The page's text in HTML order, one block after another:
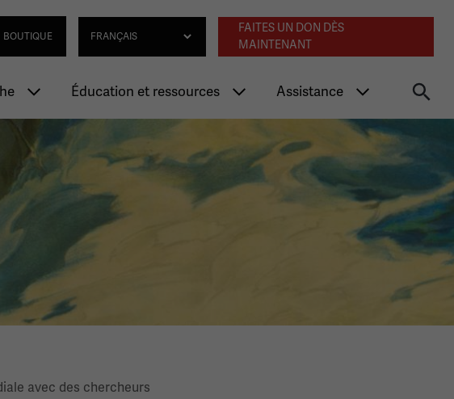
BOUTIQUE Navigation
FAITES UN DON DÈS
MAINTENANT
Éducation et ressources Assistance
avec des chercheurs